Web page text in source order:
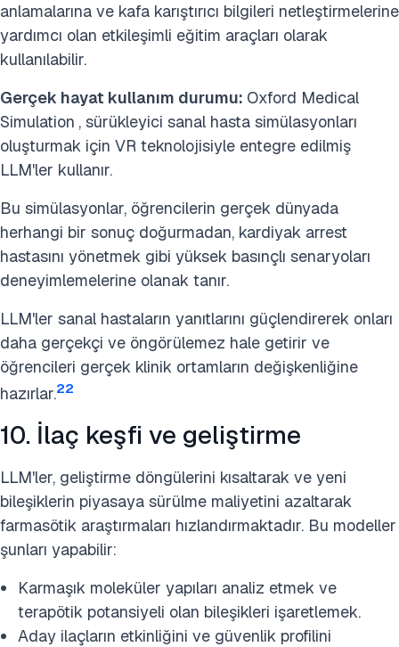
anlamalarına ve kafa karıştırıcı bilgileri netleştirmelerine
yardımcı olan etkileşimli eğitim araçları olarak
kullanılabilir.
Gerçek hayat kullanım durumu: Oxford Medical
Simulation , sürükleyici sanal hasta simülasyonları
oluşturmak için VR teknolojisiyle entegre edilmiş
LLM'ler kullanır.
Bu simülasyonlar, öğrencilerin gerçek dünyada
herhangi bir sonuç doğurmadan, kardiyak arrest
hastasını yönetmek gibi yüksek basınçlı senaryoları
deneyimlemelerine olanak tanır.
LLM'ler sanal hastaların yanıtlarını güçlendirerek onları
daha gerçekçi ve öngörülemez hale getirir ve
öğrencileri gerçek klinik ortamların değişkenliğine
hazırlar.22
10. İlaç keşfi ve geliştirme
LLM'ler, geliştirme döngülerini kısaltarak ve yeni
bileşiklerin piyasaya sürülme maliyetini azaltarak
farmasötik araştırmaları hızlandırmaktadır. Bu modeller
şunları yapabilir:
Karmaşık moleküler yapıları analiz etmek ve
terapötik potansiyeli olan bileşikleri işaretlemek.
Aday ilaçların etkinliğini ve güvenlik profilini